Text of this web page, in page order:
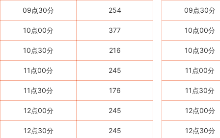
09点30分 254
10点00分 377
10点30分 216
11点00分 245
11点30分 176
12点00分 245
12点30分 245
09点30分
10点00分
10点30分
11点00分
11点30分
12点00分
12点30分